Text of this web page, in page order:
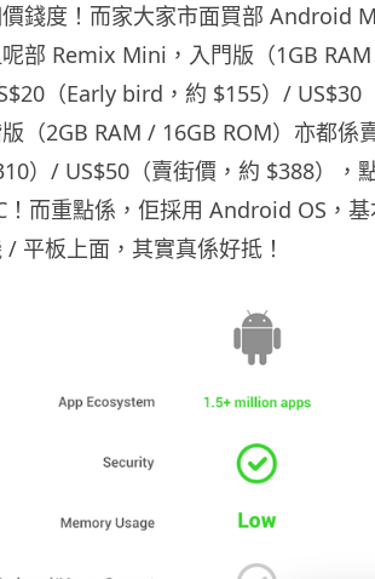
錢度！而家大家市面買部 Android
部 Remix Mini，入門版（1GB
（Early bird，約 $155）/ US$30
（2GB RAM / 16GB ROM）亦都係
）/ US$50（賣街價，約 $388），
！而重點係，佢採用 Android OS，
/ 平板上面，其實真係好抵！